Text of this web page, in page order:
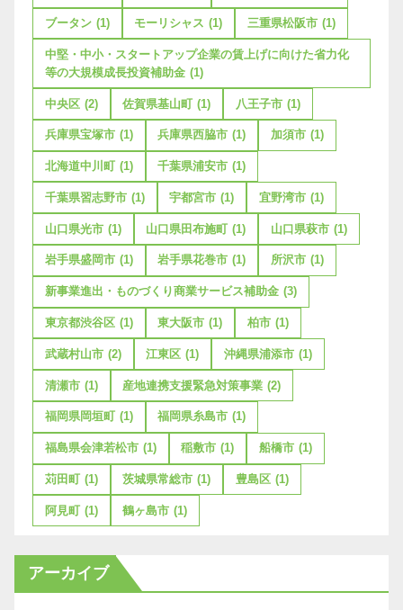
ブータン (1) モーリシャス (1) 三重県松阪市 (1)
中堅・中小・スタートアップ企業の賃上げに向けた省力化
等の大規模成長投資補助金 (1)
中央区 (2) 佐賀県基山町 (1) 八王子市 (1)
兵庫県宝塚市 (1) 兵庫県西脇市 (1) 加須市 (1)
北海道中川町 (1) 千葉県浦安市 (1)
千葉県習志野市 (1) 宇都宮市 (1) 宜野湾市 (1)
山口県光市 (1) 山口県田布施町 (1) 山口県萩市 (1)
岩手県盛岡市 (1) 岩手県花巻市 (1) 所沢市 (1)
新事業進出・ものづくり商業サービス補助金 (3)
東京都渋谷区 (1) 東大阪市 (1) 柏市 (1)
武蔵村山市 (2) 江東区 (1) 沖縄県浦添市 (1)
清瀬市 (1) 産地連携支援緊急対策事業 (2)
福岡県岡垣町 (1) 福岡県糸島市 (1)
福島県会津若松市 (1) 稲敷市 (1) 船橋市 (1)
苅田町 (1) 茨城県常総市 (1) 豊島区 (1)
阿見町 (1) 鶴ヶ島市 (1)
アーカイブ